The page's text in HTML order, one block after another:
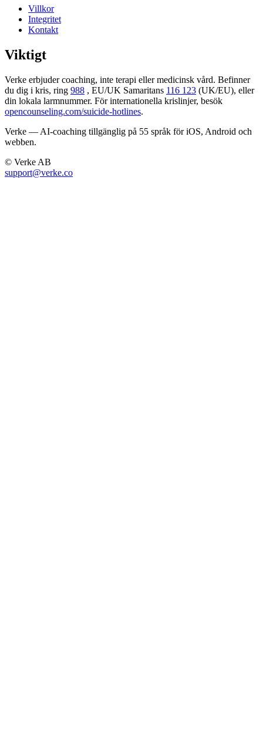
Villkor
Integritet
Kontakt
Viktigt
Verke erbjuder coaching, inte terapi eller medicinsk vård. Befinner
du dig i kris, ring 988 , EU/UK Samaritans 116 123 (UK/EU), eller
din lokala larmnummer. För internationella krislinjer, besök
opencounseling.com/suicide-hotlines.
Verke — AI-coaching tillgänglig på 55 språk för iOS, Android och
webben.
© Verke AB
support@verke.co